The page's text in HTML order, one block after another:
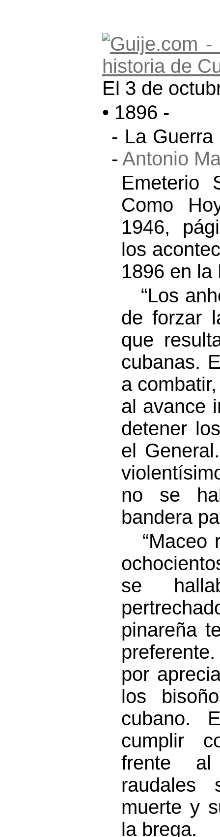
El 3 de
• 1896 -
- La
- Antonio
Emeterio
Como
1946,
los
1896 en la
“Los
de forzar
que
cubanas.
a
al avance
detener
el
no se
bandera
“Maceo
se
pinareña
por
los
cubano.
cumplir
frente al
raudales
muerte y
la brega.